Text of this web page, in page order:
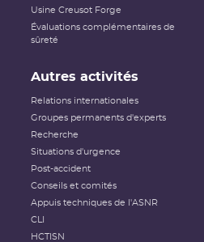
Usine Creusot Forge
Évaluations complémentaires de
sûreté
Autres activités
Relations internationales
Groupes permanents d'experts
Recherche
Situations d'urgence
Post-accident
Conseils et comités
Appuis techniques de l'ASNR
CLI
HCTISN